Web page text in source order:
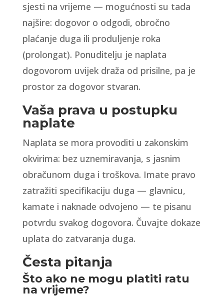
sjesti na vrijeme — mogućnosti su tada
najšire: dogovor o odgodi, obročno
plaćanje duga ili produljenje roka
(prolongat). Ponuditelju je naplata
dogovorom uvijek draža od prisilne, pa je
prostor za dogovor stvaran.
Vaša prava u postupku
naplate
Naplata se mora provoditi u zakonskim
okvirima: bez uznemiravanja, s jasnim
obračunom duga i troškova. Imate pravo
zatražiti specifikaciju duga — glavnicu,
kamate i naknade odvojeno — te pisanu
potvrdu svakog dogovora. Čuvajte dokaze
uplata do zatvaranja duga.
Česta pitanja
Što ako ne mogu platiti ratu
na vrijeme?